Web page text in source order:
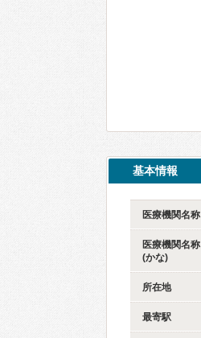
基本情報
医療機関名称
医療機関名称
(かな)
所在地
最寄駅